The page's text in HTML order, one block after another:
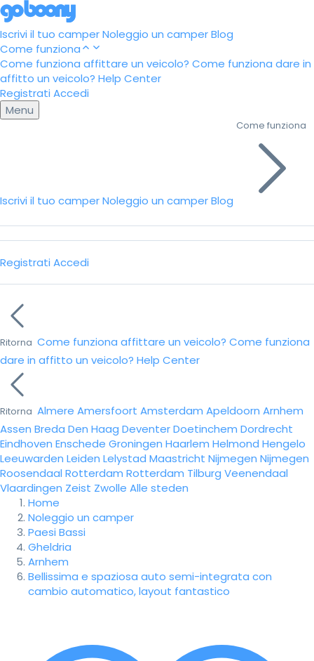
Iscrivi il tuo camperNoleggio un camperBlog
Come funziona
Come funziona affittare un veicolo? Come funziona dare in
affitto un veicolo? Help Center
Registrati Accedi
Menu
Iscrivi il tuo camperNoleggio un camperBlog
Come funziona
Registrati Accedi
Ritorna Come funziona affittare un veicolo? Come funziona
dare in affitto un veicolo? Help Center
Ritorna Almere Amersfoort Amsterdam Apeldoorn Arnhem
Assen Breda Den Haag DeventerDoetinchem Dordrecht
Eindhoven Enschede Groningen Haarlem Helmond Hengelo
Leeuwarden Leiden Lelystad Maastricht Nijmegen Nijmegen
Roosendaal Rotterdam Rotterdam Tilburg Veenendaal
Vlaardingen Zeist Zwolle Alle steden
Home
Noleggio un camper
Paesi Bassi
Gheldria
Arnhem
Bellissima e spaziosa auto semi-integrata con
cambio automatico, layout fantastico